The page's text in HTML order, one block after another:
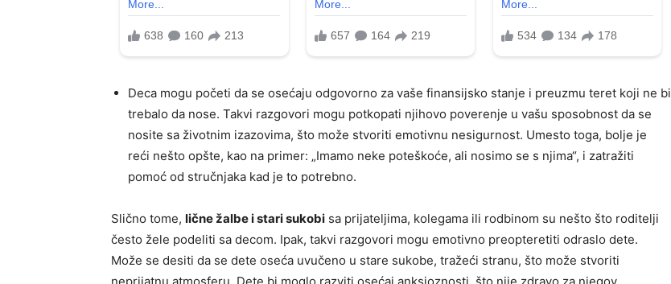
Deca mogu početi da se osećaju odgovorno za vaše finansijsko stanje i preuzmu teret koji ne bi
trebalo da nose. Takvi razgovori mogu potkopati njihovo poverenje u vašu sposobnost da se
nosite sa životnim izazovima, što može stvoriti emotivnu nesigurnost. Umesto toga, bolje je
reći nešto opšte, kao na primer: „Imamo neke poteškoće, ali nosimo se s njima“, i zatražiti
pomoć od stručnjaka kad je to potrebno.
Slično tome, lične žalbe i stari sukobi sa prijateljima, kolegama ili rodbinom su nešto što roditelji
često žele podeliti sa decom. Ipak, takvi razgovori mogu emotivno preopteretiti odraslo dete.
Može se desiti da se dete oseća uvučeno u stare sukobe, tražeći stranu, što može stvoriti
neprijatnu atmosferu. Dete bi moglo razviti osećaj anksioznosti, što nije zdravo za njegov